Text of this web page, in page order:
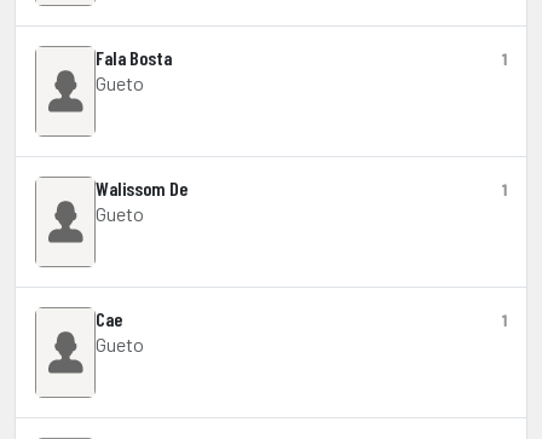
Fala Bosta
Gueto
1
Walissom De
Gueto
1
Cae
Gueto
1